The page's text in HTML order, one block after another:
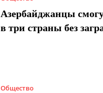
Азербайджанцы
в три страны без
Общество